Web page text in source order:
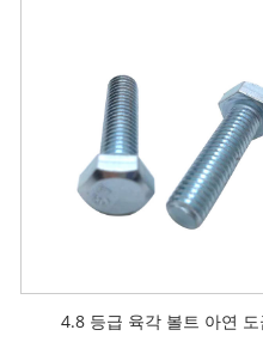
4.8 등급 육각 볼트 아연 도